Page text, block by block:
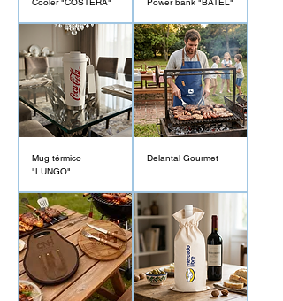
Mug térmico
"LUNGO"
Delantal Gourmet